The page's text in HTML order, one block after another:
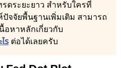
รดระยะยาว สำหรับใครที่
จจัยพื้นฐานเพิ่มเติม สามารถ
อหาหลักเกี่ยวกับ
ร ต่อได้เลยครับ